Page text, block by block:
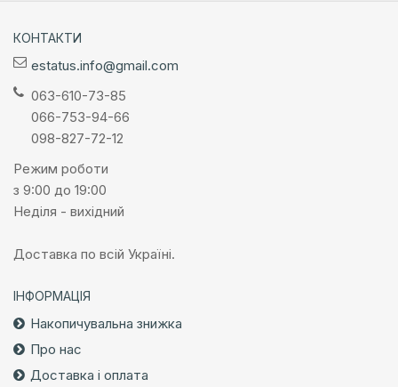
КОНТАКТИ
estatus.info@gmail.com
063-610-73-85
066-753-94-66
098-827-72-12
Режим роботи
з 9:00 до 19:00
Неділя - вихідний
Доставка по всій Україні.
ІНФОРМАЦІЯ
Накопичувальна знижка
Про нас
Доставка і оплата